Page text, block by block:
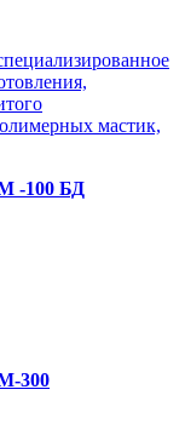
мастик,
-100 БД
300